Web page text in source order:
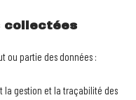
collectées
ou partie des données :
la gestion et la traçabilité des